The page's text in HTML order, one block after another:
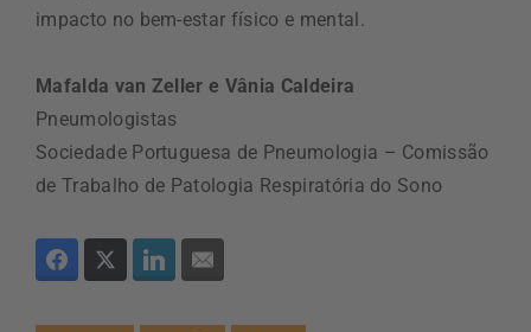
impacto no bem-estar físico e mental.
Mafalda van Zeller e Vânia Caldeira
Pneumologistas
Sociedade Portuguesa de Pneumologia – Comissão
de Trabalho de Patologia Respiratória do Sono